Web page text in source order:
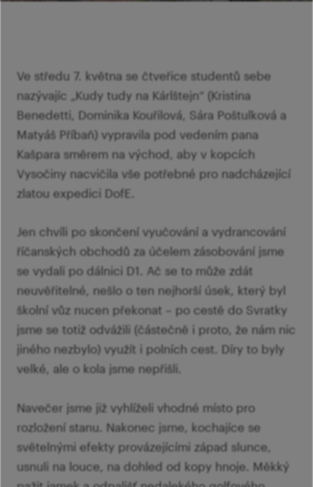
Ve středu 7. května se čtveřice studentů sebe
nazývajíc „Kudy tudy na Kárlštejn“ (Kristina
Benedetti, Dominika Kouřilová, Sára Poštulková a
Matyáš Příbaň) vypravila pod vedením pana
Kašpara směrem na východ, aby v kopcích
Vysočiny nacvičila vše potřebné pro nadcházející
zlatou expedici DofE.
Jen chvíli po skončení vyučování a vydrancování
říčanských obchodů za účelem zásobování jsme
se vydali po dálnici D1. Ač se to může zdát
neuvěřitelné, nešlo o ten nejhorší úsek, který byl
školní vůz nucen překonat – po cestě do Svratky
jsme se totiž odvážili (částečně i proto, že nám nic
jiného nezbylo) využít i polních cest. Díry to byly
velké, ale o kola jsme nepřišli.
Navečer jsme již vyhlíželi vhodné místo pro
rozložení stanu. Nakonec jsme, kochajíce se
světelnými efekty provázejícími západ slunce,
usnuli na louce, na dohled od kopy hnoje. Měkký